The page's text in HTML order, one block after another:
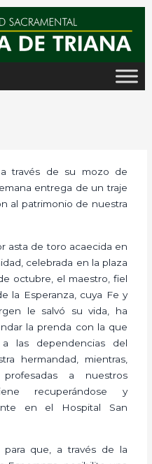
través de su mozo de
entrega de un traje
al patrimonio de nuestra
asta de toro acaecida en
celebrada en la plaza
octubre, el maestro, fiel
la Esperanza, cuya Fe y
le salvó su vida, ha
la prenda con la que
las dependencias del
hermandad, mientras,
a nuestros
recuperándose y
en el Hospital San
para que, a través de la